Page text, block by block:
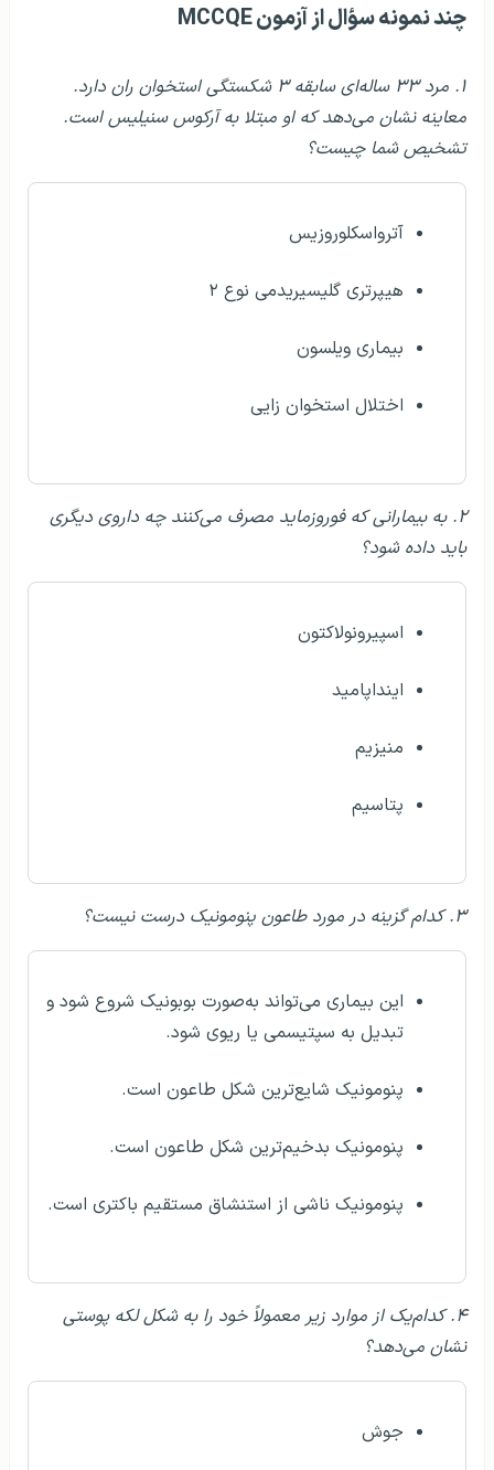
چند نمونه سؤال از آزمون MCCQE
۱. مرد ۳۳ ساله‌ای سابقه ۳ شکستگی استخوان ران دارد.
معاینه نشان می‌دهد که او مبتلا به آرکوس سنیلیس است.
تشخیص شما چیست؟
آترواسکلوروزیس
هیپرتری گلیسیریدمی نوع ۲
بیماری ویلسون
اختلال استخوان زایی
۲. به بیمارانی که فوروزماید مصرف می‌کنند چه داروی دیگری
باید داده شود؟
اسپیرونولاکتون
اینداپامید
منیزیم
پتاسیم
۳. کدام گزینه در مورد طاعون پنومونیک درست نیست؟
این بیماری می‌تواند به‌صورت بوبونیک شروع شود و
تبدیل به سپتیسمی یا ریوی شود.
پنومونیک شایع‌ترین شکل طاعون است.
پنومونیک بدخیم‌ترین شکل طاعون است.
پنومونیک ناشی از استنشاق مستقیم باکتری است.
۴. کدام‌یک از موارد زیر معمولاً خود را به شکل لکه پوستی
نشان می‌دهد؟
جوش